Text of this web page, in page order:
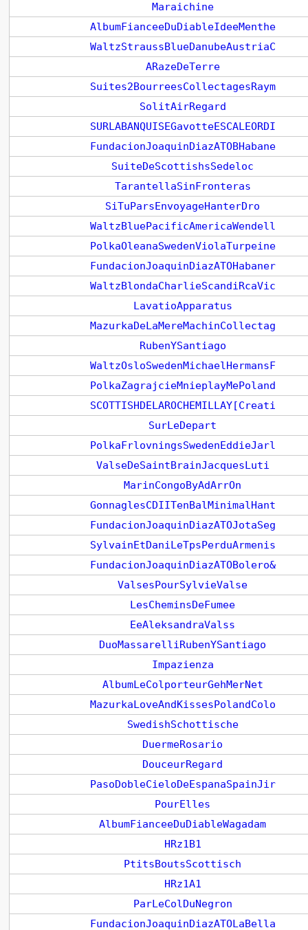
Maraichine
AlbumFianceeDuDiableIdeeMenthe
WaltzStraussBlueDanubeAustriaC
ARazeDeTerre
Suites2BourreesCollectagesRaym
SolitAirRegard
SURLABANQUISEGavotteESCALEORDI
FundacionJoaquinDiazATOBHabane
SuiteDeScottishsSedeloc
TarantellaSinFronteras
SiTuParsEnvoyageHanterDro
WaltzBluePacificAmericaWendell
PolkaOleanaSwedenViolaTurpeine
FundacionJoaquinDiazATOHabaner
WaltzBlondaCharlieScandiRcaVic
LavatioApparatus
MazurkaDeLaMereMachinCollectag
RubenYSantiago
WaltzOsloSwedenMichaelHermansF
PolkaZagrajcieMnieplayMePoland
SCOTTISHDELAROCHEMILLAY[Creati
SurLeDepart
PolkaFrlovningsSwedenEddieJarl
ValseDeSaintBrainJacquesLuti
MarinCongoByAdArrOn
GonnaglesCDIITenBalMinimalHant
FundacionJoaquinDiazATOJotaSeg
SylvainEtDaniLeTpsPerduArmenis
FundacionJoaquinDiazATOBolero&
ValsesPourSylvieValse
LesCheminsDeFumee
EeAleksandraValss
DuoMassarelliRubenYSantiago
Impazienza
AlbumLeColporteurGehMerNet
MazurkaLoveAndKissesPolandColo
SwedishSchottische
DuermeRosario
DouceurRegard
PasoDobleCieloDeEspanaSpainJir
PourElles
AlbumFianceeDuDiableWagadam
HRz1B1
PtitsBoutsScottisch
HRz1A1
ParLeColDuNegron
FundacionJoaquinDiazATOLaBella